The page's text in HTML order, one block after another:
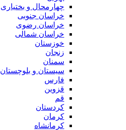
چهارمحال و بختیاری
خراسان جنوبی
خراسان رضوی
خراسان شمالی
خوزستان
زنجان
سمنان
سیستان و بلوچستان
فارس
قزوین
قم
کردستان
کرمان
کرمانشاه